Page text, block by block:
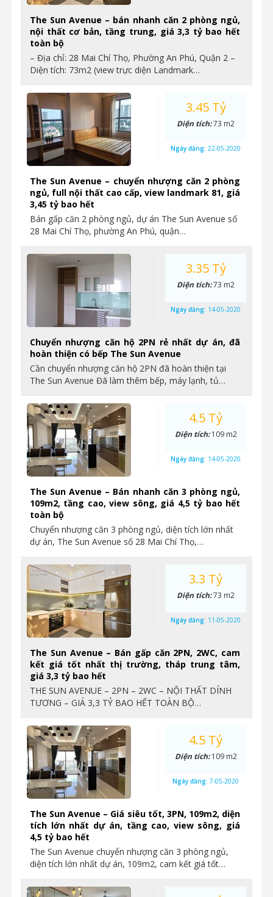
The Sun Avenue – bán nhanh căn 2 phòng ngủ,
nội thất cơ bản, tầng trung, giá 3,3 tỷ bao hết
toàn bộ
– Địa chỉ: 28 Mai Chí Thọ, Phường An Phú, Quận 2 –
Diện tích: 73m2 (view trực diện Landmark…
The Sun Avenue – chuyển nhượng căn 2 phòng
ngủ, full nội thất cao cấp, view landmark 81, giá
3,45 tỷ bao hết
Bán gấp căn 2 phòng ngủ, dự án The Sun Avenue số
28 Mai Chí Thọ, phường An Phú, quận…
3.45 Tỷ
Diện tích:73 m2
Ngày đăng: 22-05-2020
Chuyển nhượng căn hộ 2PN rẻ nhất dự án, đã
hoàn thiện có bếp The Sun Avenue
Cần chuyển nhượng căn hộ 2PN đã hoàn thiện tại
The Sun Avenue Đã làm thêm bếp, máy lạnh, tủ…
3.35 Tỷ
Diện tích:73 m2
Ngày đăng: 14-05-2020
The Sun Avenue – Bán nhanh căn 3 phòng ngủ,
109m2, tầng cao, view sông, giá 4,5 tỷ bao hết
toàn bộ
Chuyển nhượng căn 3 phòng ngủ, diện tích lớn nhất
dự án, The Sun Avenue số 28 Mai Chí Thọ,…
4.5 Tỷ
Diện tích:109 m2
Ngày đăng: 14-05-2020
The Sun Avenue – Bán gấp căn 2PN, 2WC, cam
kết giá tốt nhất thị trường, tháp trung tâm,
giá 3,3 tỷ bao hết
THE SUN AVENUE – 2PN – 2WC – NỘI THẤT DÍNH
TƯƠNG – GIÁ 3,3 TỶ BAO HẾT TOÀN BỘ…
3.3 Tỷ
Diện tích:73 m2
Ngày đăng: 11-05-2020
The Sun Avenue – Giá siêu tốt, 3PN, 109m2, diện
tích lớn nhất dự án, tầng cao, view sông, giá
4,5 tỷ bao hết
The Sun Avenue chuyển nhượng căn 3 phòng ngủ,
diện tích lớn nhất dự án, 109m2, cam kết giá tốt…
4.5 Tỷ
Diện tích:109 m2
Ngày đăng: 7-05-2020